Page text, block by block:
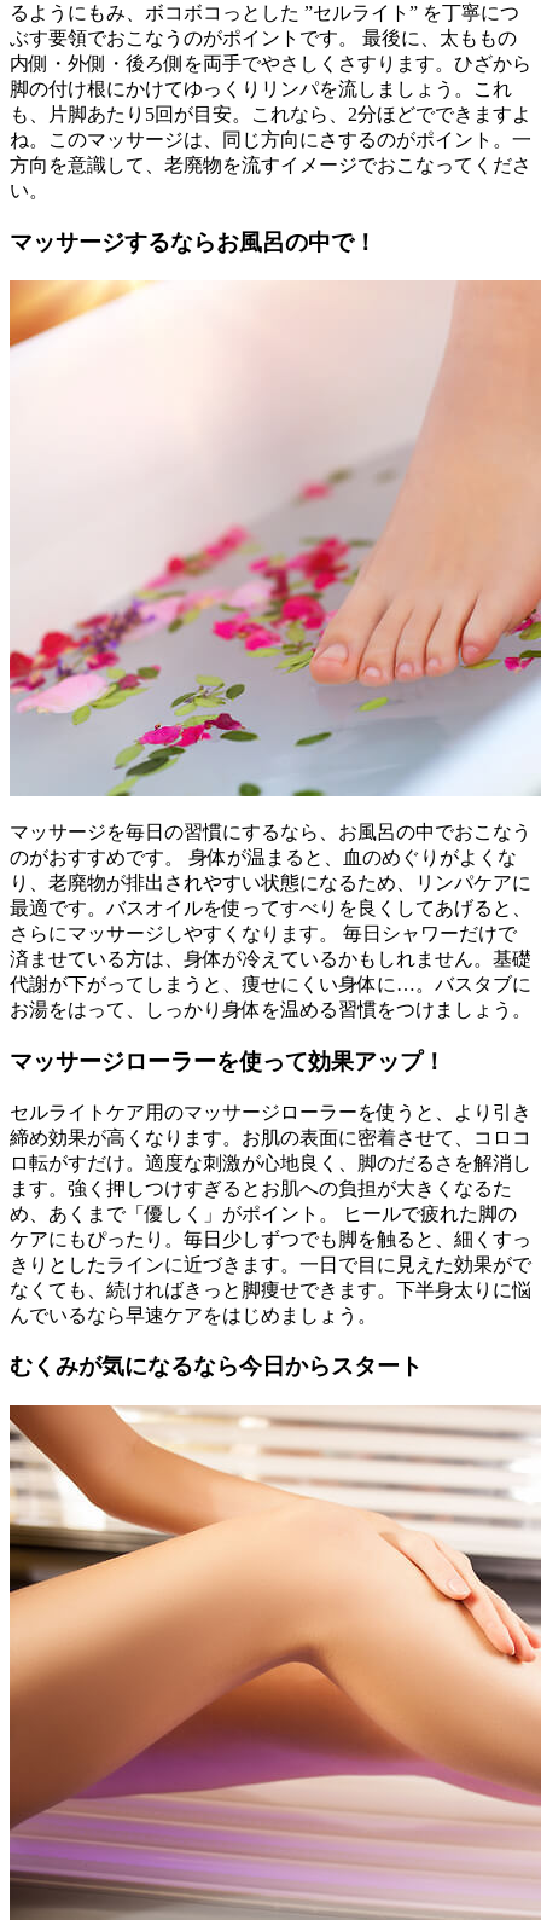
るようにもみ、ボコボコっとした ”セルライト” を丁寧につ
ぶす要領でおこなうのがポイントです。 最後に、太ももの
内側・外側・後ろ側を両手でやさしくさすります。ひざから
脚の付け根にかけてゆっくりリンパを流しましょう。これ
も、片脚あたり5回が目安。これなら、2分ほどでできますよ
ね。このマッサージは、同じ方向にさするのがポイント。一
方向を意識して、老廃物を流すイメージでおこなってくださ
い。
マッサージするならお風呂の中で！
マッサージを毎日の習慣にするなら、お風呂の中でおこなう
のがおすすめです。 身体が温まると、血のめぐりがよくな
り、老廃物が排出されやすい状態になるため、リンパケアに
最適です。バスオイルを使ってすべりを良くしてあげると、
さらにマッサージしやすくなります。 毎日シャワーだけで
済ませている方は、身体が冷えているかもしれません。基礎
代謝が下がってしまうと、痩せにくい身体に…。バスタブに
お湯をはって、しっかり身体を温める習慣をつけましょう。
マッサージローラーを使って効果アップ！
セルライトケア用のマッサージローラーを使うと、より引き
締め効果が高くなります。お肌の表面に密着させて、コロコ
ロ転がすだけ。適度な刺激が心地良く、脚のだるさを解消し
ます。強く押しつけすぎるとお肌への負担が大きくなるた
め、あくまで「優しく」がポイント。 ヒールで疲れた脚の
ケアにもぴったり。毎日少しずつでも脚を触ると、細くすっ
きりとしたラインに近づきます。一日で目に見えた効果がで
なくても、続ければきっと脚痩せできます。下半身太りに悩
んでいるなら早速ケアをはじめましょう。
むくみが気になるなら今日からスタート